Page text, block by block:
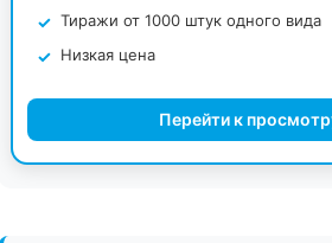
Тиражи от 1000 штук одного вида
Низкая цена
Перейти к